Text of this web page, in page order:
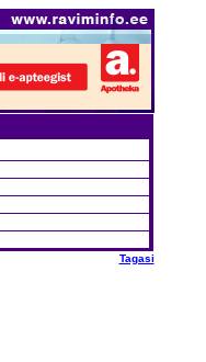
Tagasi